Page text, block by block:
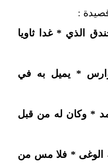
:
الذي * غدا ثاويا
* يميل به في
* وكان له من قبل
الوغى * فلا مس من